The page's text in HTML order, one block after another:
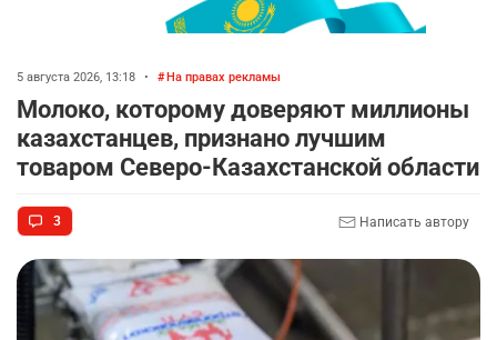
5 августа 2026, 13:18 • На правах рекламы
Молоко, которому доверяют миллионы
казахстанцев, признано лучшим
товаром Северо-Казахстанской области
3 Написать автору